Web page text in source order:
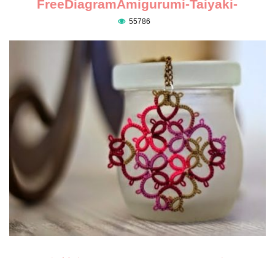
FreeDiagramAmigurumi-Taiyaki-
55786